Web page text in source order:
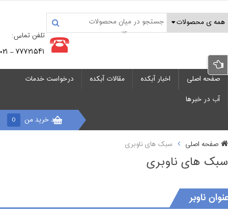
تلفن تماس:
۷۷۷۲۱۵۴۱ – ۰۲۱
صفحه اصلی اخبار آبکده مقالات آبکده
درخواست خدمات
آب در خبرها
سبد خرید من
0
صفحه اصلی سبک های ناوبری
سبک های ناوبری
عنوان ناوبر